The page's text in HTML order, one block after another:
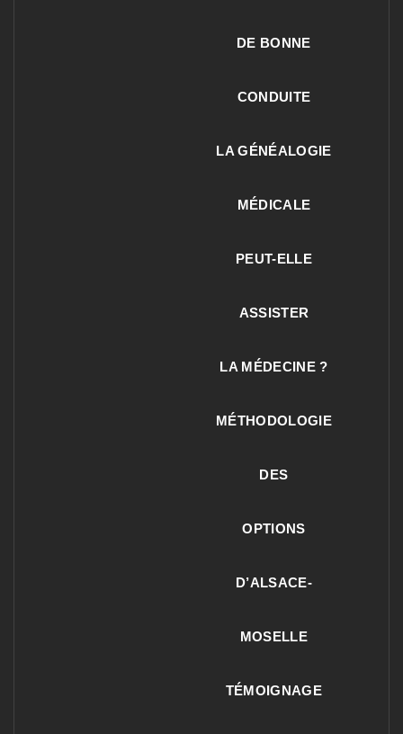
DE BONNE
CONDUITE
LA GÉNÉALOGIE
MÉDICALE
PEUT-ELLE
ASSISTER
LA MÉDECINE ?
MÉTHODOLOGIE
DES
OPTIONS
D’ALSACE-
MOSELLE
TÉMOIGNAGE